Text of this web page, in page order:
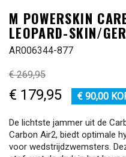
M POWERSKIN
LEOPARD-SKIN/
AR006344-877
€ 269,95
€ 179,95 € 90,00
De lichtste jammer uit de
Carbon Air2, biedt optimale
voor wedstrijdzwemsters.